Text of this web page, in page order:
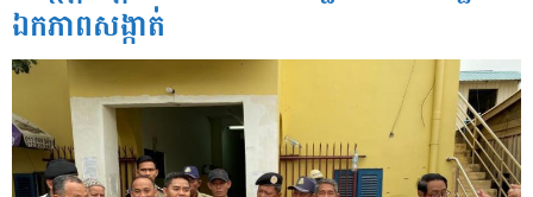
ឯកភាពសង្កាត់